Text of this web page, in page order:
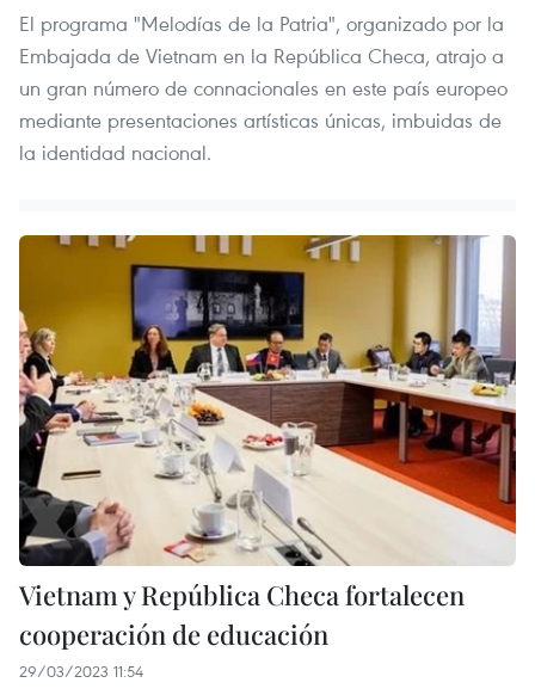
El programa "Melodías de la Patria", organizado por la
Embajada de Vietnam en la República Checa, atrajo a
un gran número de connacionales en este país europeo
mediante presentaciones artísticas únicas, imbuidas de
la identidad nacional.
Vietnam y República Checa fortalecen
cooperación de educación
29/03/2023 11:54